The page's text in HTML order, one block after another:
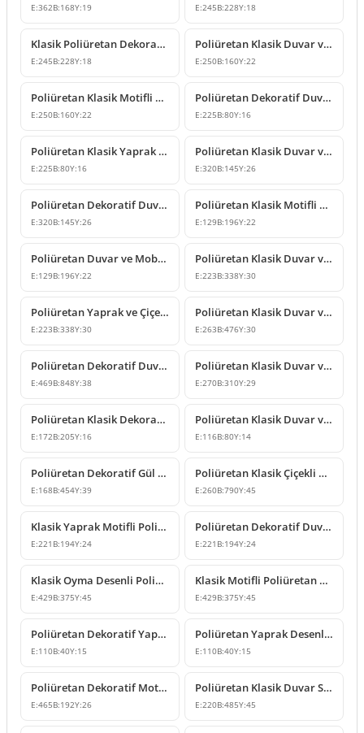
E:362B:168Y:19 E:245B:228Y:18
Klasik Poliüretan Dekoratif Duvar Süsleme Modeli
E:245B:228Y:18
Poliüretan Klasik Duvar ve Mobilya Süsleme Modelleri
E:250B:160Y:22
Poliüretan Klasik Motifli Duvar ve Mobilya Süsleme Modeli
E:250B:160Y:22
Poliüretan Dekoratif Duvar ve Mobilya Süsleme Modelleri
E:225B:80Y:16
Poliüretan Klasik Yaprak Desenli Dekoratif Süsleme Modeli
E:225B:80Y:16
Poliüretan Klasik Duvar ve Mobilya Süsleme Modeli
E:320B:145Y:26
Poliüretan Dekoratif Duvar Süsleme Modeli
E:320B:145Y:26
Poliüretan Klasik Motifli Duvar ve Mobilya Süsleme Modeli
E:129B:196Y:22
Poliüretan Duvar ve Mobilya Süsleme Modeli
E:129B:196Y:22
Poliüretan Klasik Duvar ve Mobilya Süsleme Modelleri
E:223B:338Y:30
Poliüretan Yaprak ve Çiçek Motifli Klasik Duvar Süsü
E:223B:338Y:30
Poliüretan Klasik Duvar ve Mobilya Süsleme Modelleri
E:263B:476Y:30
Poliüretan Dekoratif Duvar ve Kapı Üstü Taç Süsleme Modeli
E:469B:848Y:38
Poliüretan Klasik Duvar ve Mobilya Süsleme Modelleri
E:270B:310Y:29
Poliüretan Klasik Dekoratif Süsleme ve Motif Modelleri
E:172B:205Y:16
Poliüretan Klasik Duvar ve Mobilya Süsleme Modelleri
E:116B:80Y:14
Poliüretan Dekoratif Gül Motifli Duvar Süsü Modelleri
E:168B:454Y:39
Poliüretan Klasik Çiçekli Duvar ve Cephe Süsleme Modeli
E:260B:790Y:45
Klasik Yaprak Motifli Poliüretan Dekoratif Süsleme Modeli
E:221 B:194Y:24
Poliüretan Dekoratif Duvar ve Mobilya Süsleme Modeli
E:221 B:194Y:24
Klasik Oyma Desenli Poliüretan Duvar Süsleme Modeli
E:429B:375Y:45
Klasik Motifli Poliüretan Duvar Süsleme Modeli
E:429B:375Y:45
Poliüretan Dekoratif Yaprak Motifli Duvar Süsleme Modeli
E:110B:40Y:15
Poliüretan Yaprak Desenli Dekoratif Süsleme Modeli
E:110B:40Y:15
Poliüretan Dekoratif Motif ve Duvar Süsü Modelleri
E:465B:192Y:26
Poliüretan Klasik Duvar Süsleme Modelleri P8026
E:220B:485Y:45